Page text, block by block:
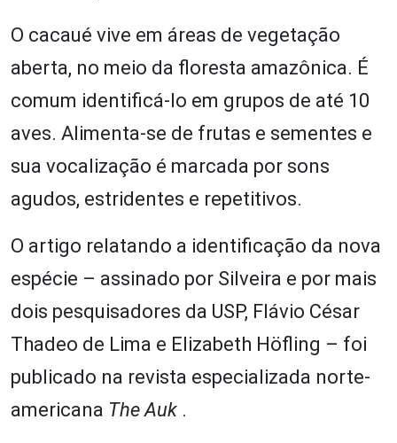
O cacaué vive em áreas de vegetação
aberta, no meio da floresta amazônica. É
comum identificá-lo em grupos de até 10
aves. Alimenta-se de frutas e sementes e
sua vocalização é marcada por sons
agudos, estridentes e repetitivos.
O artigo relatando a identificação da nova
espécie – assinado por Silveira e por mais
dois pesquisadores da USP, Flávio César
Thadeo de Lima e Elizabeth Höfling – foi
publicado na revista especializada norte-
americana The Auk .